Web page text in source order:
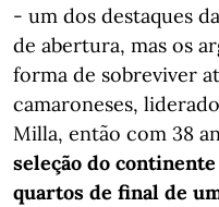
- um dos destaques
de abertura, mas os
forma de sobreviver
camaroneses,
Milla, então com 38
seleção do
quartos de final de